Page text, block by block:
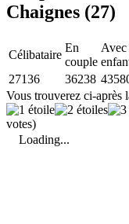
Chaignes (27)
Célibataire
En
couple
Avec
27136
36238
Vous trouverez ci-après
votes)
Loading...